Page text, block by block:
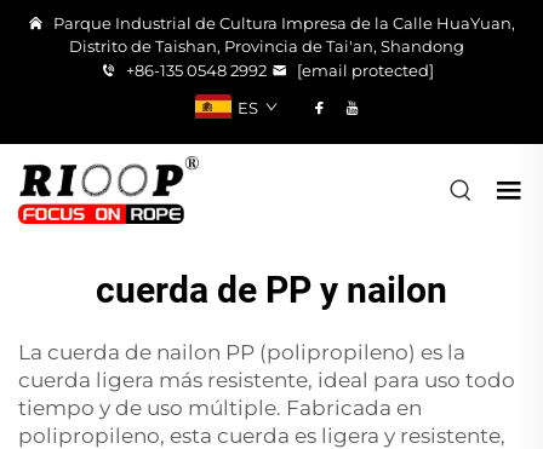
Parque Industrial de Cultura Impresa de la Calle HuaYuan,
Distrito de Taishan, Provincia de Tai'an, Shandong
+86-135 0548 2992
[email protected]
ES
cuerda de PP y nailon
La cuerda de nailon PP (polipropileno) es la
cuerda ligera más resistente, ideal para uso todo
tiempo y de uso múltiple. Fabricada en
polipropileno, esta cuerda es ligera y resistente,